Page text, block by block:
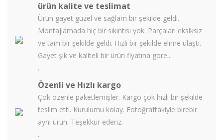
ürün kalite ve teslimat
Ürün gayet güzel ve sağlam bir şekilde geldi.
Montajlamada hiç bir sıkıntısı yok. Parçaları eksiksiz
ve tam bir şekilde geldi. Hızlı bir şekilde elime ulaştı.
Gayet şık ve kaliteli bir ürün fiyatına göre...
.
Özenli ve Hızlı kargo
Çok özenle paketlemişler. Kargo çok hızlı bir şekilde
teslim etti. Kurulumu kolay. Fotoğraftakiyle birebir
aynı ürün. Teşekkür ederiz.
.